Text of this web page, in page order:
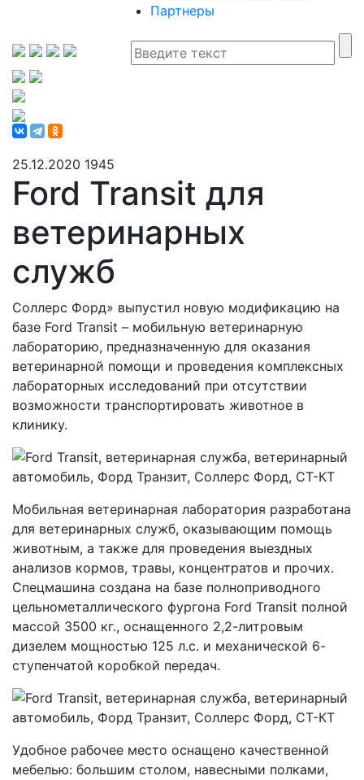
Партнеры
25.12.2020 1945
Ford Transit для
ветеринарных
служб
Соллерс Форд» выпустил новую модификацию на
базе Ford Transit – мобильную ветеринарную
лабораторию, предназначенную для оказания
ветеринарной помощи и проведения комплексных
лабораторных исследований при отсутствии
возможности транспортировать животное в
клинику.
Мобильная ветеринарная лаборатория разработана
для ветеринарных служб, оказывающим помощь
животным, а также для проведения выездных
анализов кормов, травы, концентратов и прочих.
Спецмашина создана на базе полноприводного
цельнометаллического фургона Ford Transit полной
массой 3500 кг., оснащенного 2,2-литровым
дизелем мощностью 125 л.с. и механической 6-
ступенчатой коробкой передач.
Удобное рабочее место оснащено качественной
мебелью: большим столом, навесными полками,